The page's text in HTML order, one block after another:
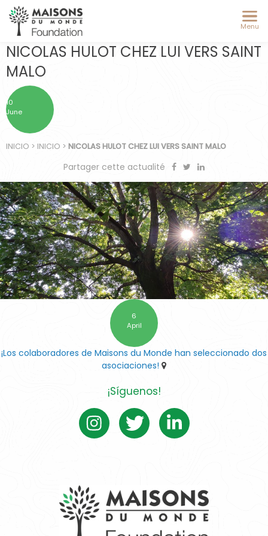
Menu
NICOLAS HULOT CHEZ LUI VERS SAINT
MALO
10
June
INICIO > INICIO > NICOLAS HULOT CHEZ LUI VERS SAINT MALO
Partager cette actualité
6
April
¡Los colaboradores de Maisons du Monde han seleccionado dos
asociaciones!
¡Síguenos!